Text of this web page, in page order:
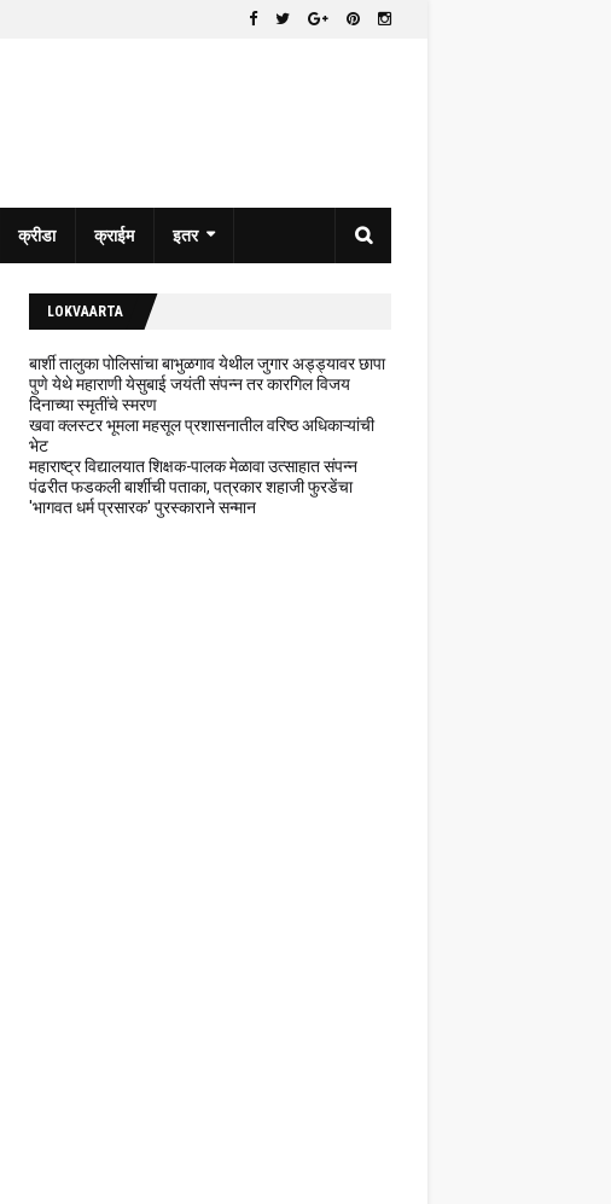
क्रीडा क्राईम इतर
LOKVAARTA
बार्शी तालुका पोलिसांचा बाभुळगाव येथील जुगार अड्ड्यावर छापा
पुणे येथे महाराणी येसुबाई जयंती संपन्न तर कारगिल विजय
दिनाच्या स्मृतींचे स्मरण
खवा क्लस्टर भूमला महसूल प्रशासनातील वरिष्ठ अधिकाऱ्यांची
भेट
महाराष्ट्र विद्यालयात शिक्षक-पालक मेळावा उत्साहात संपन्न
पंढरीत फडकली बार्शीची पताका, पत्रकार शहाजी फुरडेंचा
'भागवत धर्म प्रसारक' पुरस्काराने सन्मान